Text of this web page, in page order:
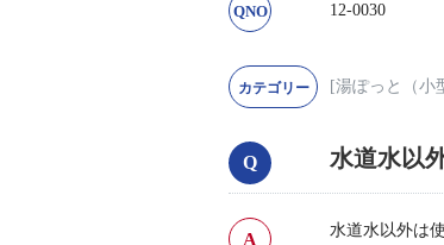
12-0030
[湯ぽっと（小
水道水以
水道水以外は